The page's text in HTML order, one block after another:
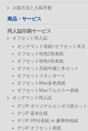
入稿方法と入稿手順
商品・サービス
同人誌印刷サービス
オフセット同人誌
オンデマンド表紙+オフセット本文
オフセット特色2色表紙
オフセット特色1色表紙
オフセット共紙中綴じ本セット
オフセットスタンダード
オフセットMax多色表紙
オフセットMaxフルカラー表紙
オンデマンド同人誌
デジP オリジナルエンボス紙セット
デジP 基本仕様
デジP PP付表紙 or 豪華特殊紙
デジP オフセット表紙